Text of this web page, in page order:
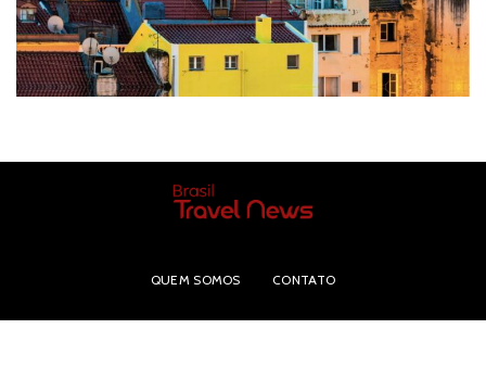
QUEM SOMOS CONTATO